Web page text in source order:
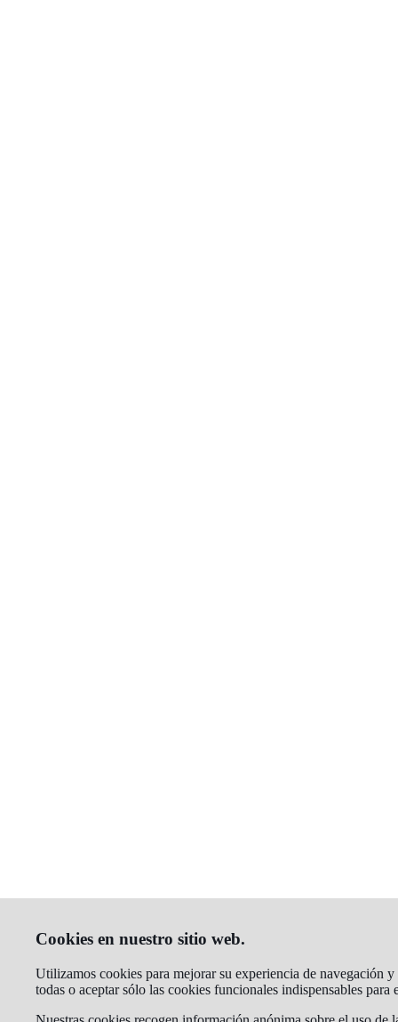
Cookies en nuestro sitio web.
Utilizamos cookies para mejorar su experiencia de navegación
todas o aceptar sólo las cookies funcionales indispensables